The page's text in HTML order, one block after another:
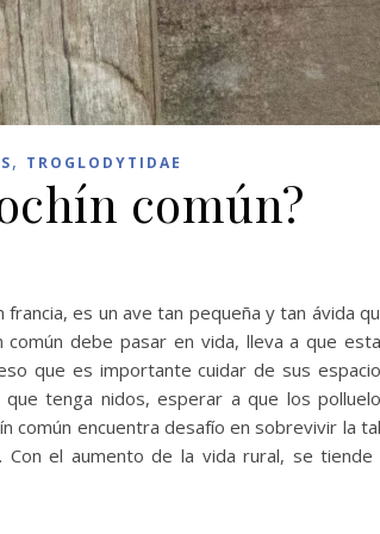
, TROGLODYTIDAE
común?
es un ave tan pequeña y tan ávida
debe pasar en vida, lleva a que
que es importante cuidar de sus
tenga nidos, esperar a que los
común encuentra desafío en sobrevivir la
Con el aumento de la vida rural, se tiende